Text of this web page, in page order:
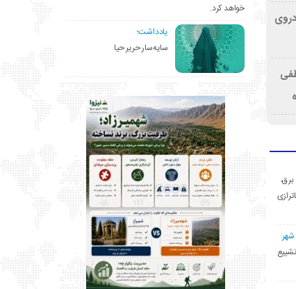
برق،
تشییع
خواهد کرد.
یادداشت؛
سایه‌سار حریر حیا